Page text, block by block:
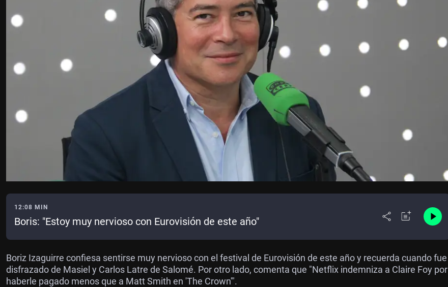
12:08 MIN
Boris: "Estoy muy nervioso con Eurovisión de este año"
Boriz Izaguirre confiesa sentirse muy nervioso con el festival de Eurovisión de este año y recuerda cuando fue
disfrazado de Masiel y Carlos Latre de Salomé. Por otro lado, comenta que "Netflix indemniza a Claire Foy por
haberle pagado menos que a Matt Smith en 'The Crown'".